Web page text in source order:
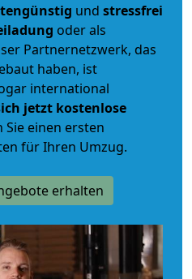
und stressfrei
oder als
Partnernetzwerk, das
haben, ist
international
jetzt kostenlose
einen ersten
für Ihren Umzug.
erhalten